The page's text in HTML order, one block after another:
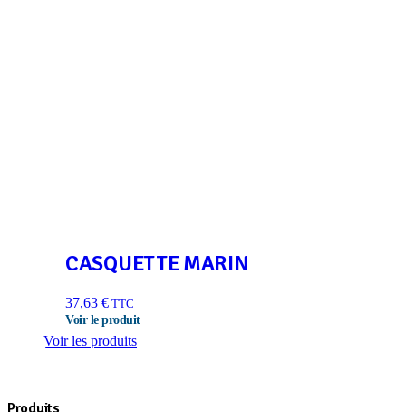
CASQUETTE MARIN
37,63 € TTC
Voir les produits